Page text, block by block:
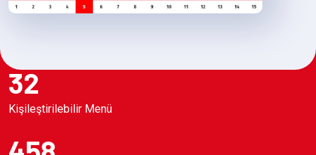
32
Kişileştirilebilir Menü